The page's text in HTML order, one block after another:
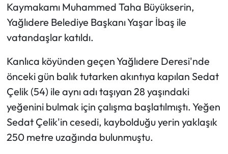
Kaymakamı Muhammed Taha Büyükserin,
Yağlıdere Belediye Başkanı Yaşar İbaş ile
vatandaşlar katıldı.
Kanlıca köyünden geçen Yağlıdere Deresi'nde
önceki gün balık tutarken akıntıya kapılan Sedat
Çelik (54) ile aynı adı taşıyan 28 yaşındaki
yeğenini bulmak için çalışma başlatılmıştı. Yeğen
Sedat Çelik'in cesedi, kaybolduğu yerin yaklaşık
250 metre uzağında bulunmuştu.